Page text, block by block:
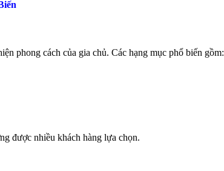
phong cách của gia chủ. Các hạng mục phổ biến gồm:
được nhiều khách hàng lựa chọn.